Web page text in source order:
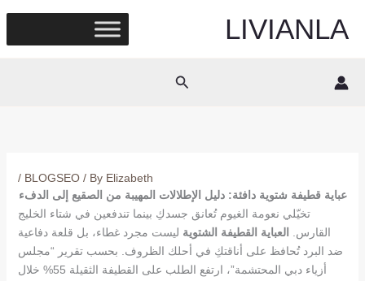
content
LIVIANLA
Search
/ BLOGSEO/ By Elizabeth
عباية قطيفة شتوية دافئة: دليل الإطلالات المهيبة من الصقيع إلى الدفء
تخيّلي نعومة الغيوم تُعانق جسدكِ بينما تندفعين في شتاء الخليج
القارس.
العباية القطيفة الشتوية ليست مجرد غطاء، بل قلعة دفاعية
ضد البرد تُحافظ على أناقتكِ في أحلك الظروف. بحسب تقرير “مجلس
أزياء دبي المحتشمة”، ارتفع الطلب على القطيفة الثقيلة 55% خلال